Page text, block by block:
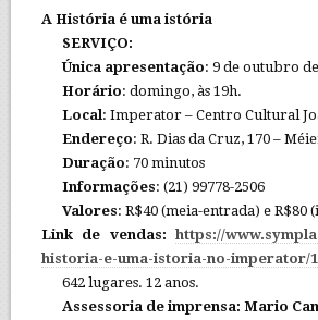
A História é uma istória
SERVIÇO:
Única apresentação: 9 de outubro
Horário: domingo, às 19h.
Local : Imperator – Centro Cultural
Endereço: R. Dias da Cruz, 170 –
Duração: 70 minutos
Informações: (21) 99778-2506
Valores: R$40 (meia-entrada) e R$80
Link de vendas:https://
historia-e-uma-istoria-no-imperator/
642 lugares. 12 anos.
Assessoria de imprensa: Mario